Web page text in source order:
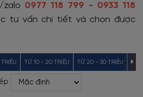
0977 118 799 - 0933 118
tư vấn chi tiết và chọn được
TỪ 10 - 20 TRIỆU TỪ 20 - 30 TRIỆU TỪ